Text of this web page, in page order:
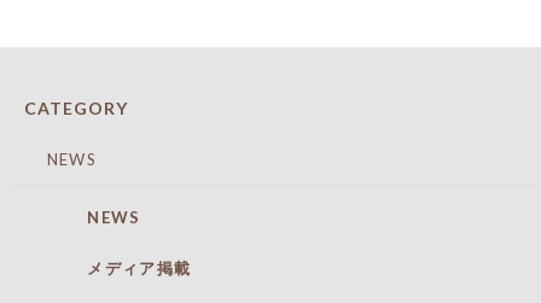
CATEGORY
NEWS
NEWS
メディア掲載